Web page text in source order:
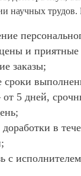
научных трудов.
и приятные
заказы;
сроки
5 дней,
в
с